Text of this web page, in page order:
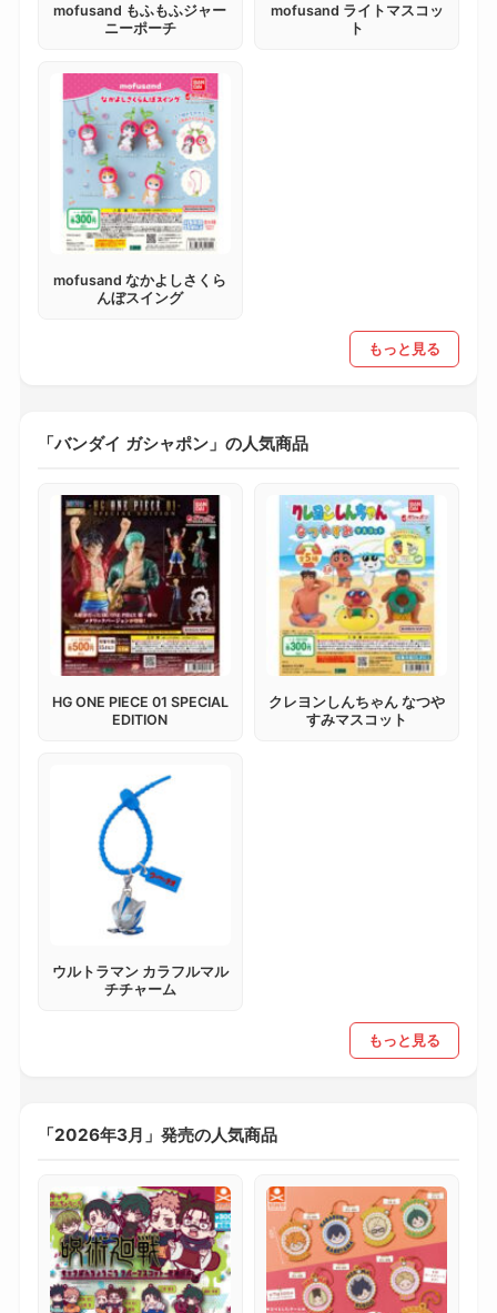
mofusand もふもふジャー
ニーポーチ
mofusand ライトマスコッ
ト
mofusand なかよしさくら
んぼスイング
もっと見る
「バンダイ ガシャポン」の人気商品
HG ONE PIECE 01 SPECIAL
EDITION
クレヨンしんちゃん なつや
すみマスコット
ウルトラマン カラフルマル
チチャーム
もっと見る
「2026年3月」発売の人気商品